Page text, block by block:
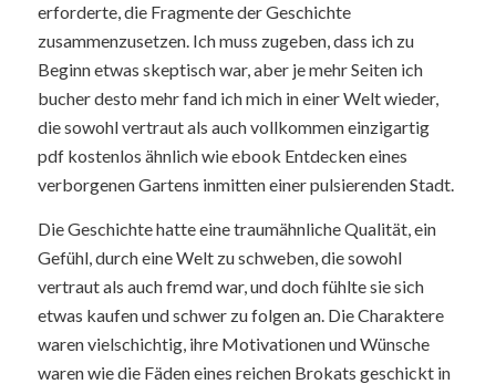
erforderte, die Fragmente der Geschichte
zusammenzusetzen. Ich muss zugeben, dass ich zu
Beginn etwas skeptisch war, aber je mehr Seiten ich
bucher desto mehr fand ich mich in einer Welt wieder,
die sowohl vertraut als auch vollkommen einzigartig
pdf kostenlos ähnlich wie ebook Entdecken eines
verborgenen Gartens inmitten einer pulsierenden Stadt.
Die Geschichte hatte eine traumähnliche Qualität, ein
Gefühl, durch eine Welt zu schweben, die sowohl
vertraut als auch fremd war, und doch fühlte sie sich
etwas kaufen und schwer zu folgen an. Die Charaktere
waren vielschichtig, ihre Motivationen und Wünsche
waren wie die Fäden eines reichen Brokats geschickt in